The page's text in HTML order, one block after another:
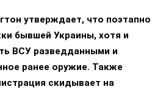
утверждает, что поэтапно
бывшей Украины, хотя и
ВСУ разведданными и
ранее оружие. Также
скидывает на